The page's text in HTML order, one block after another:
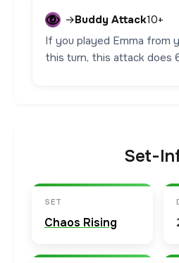
→Buddy Attack10+
If you played Emma from
this turn, this attack does
Set-
SET
Chaos Rising